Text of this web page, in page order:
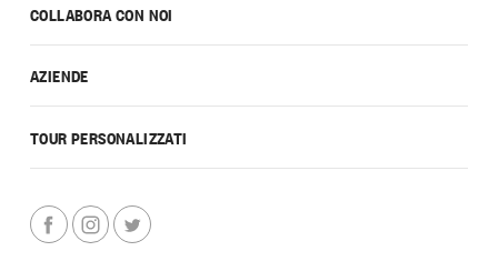
COLLABORA CON NOI
AZIENDE
TOUR PERSONALIZZATI